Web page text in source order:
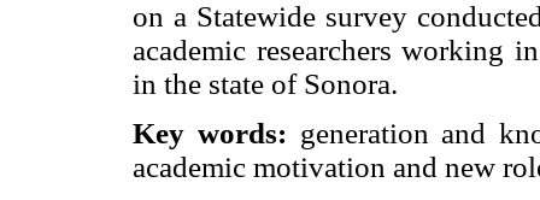
on a Statewide survey
academic researchers working
in the state of Sonora.
Key words: generation and
academic motivation and new